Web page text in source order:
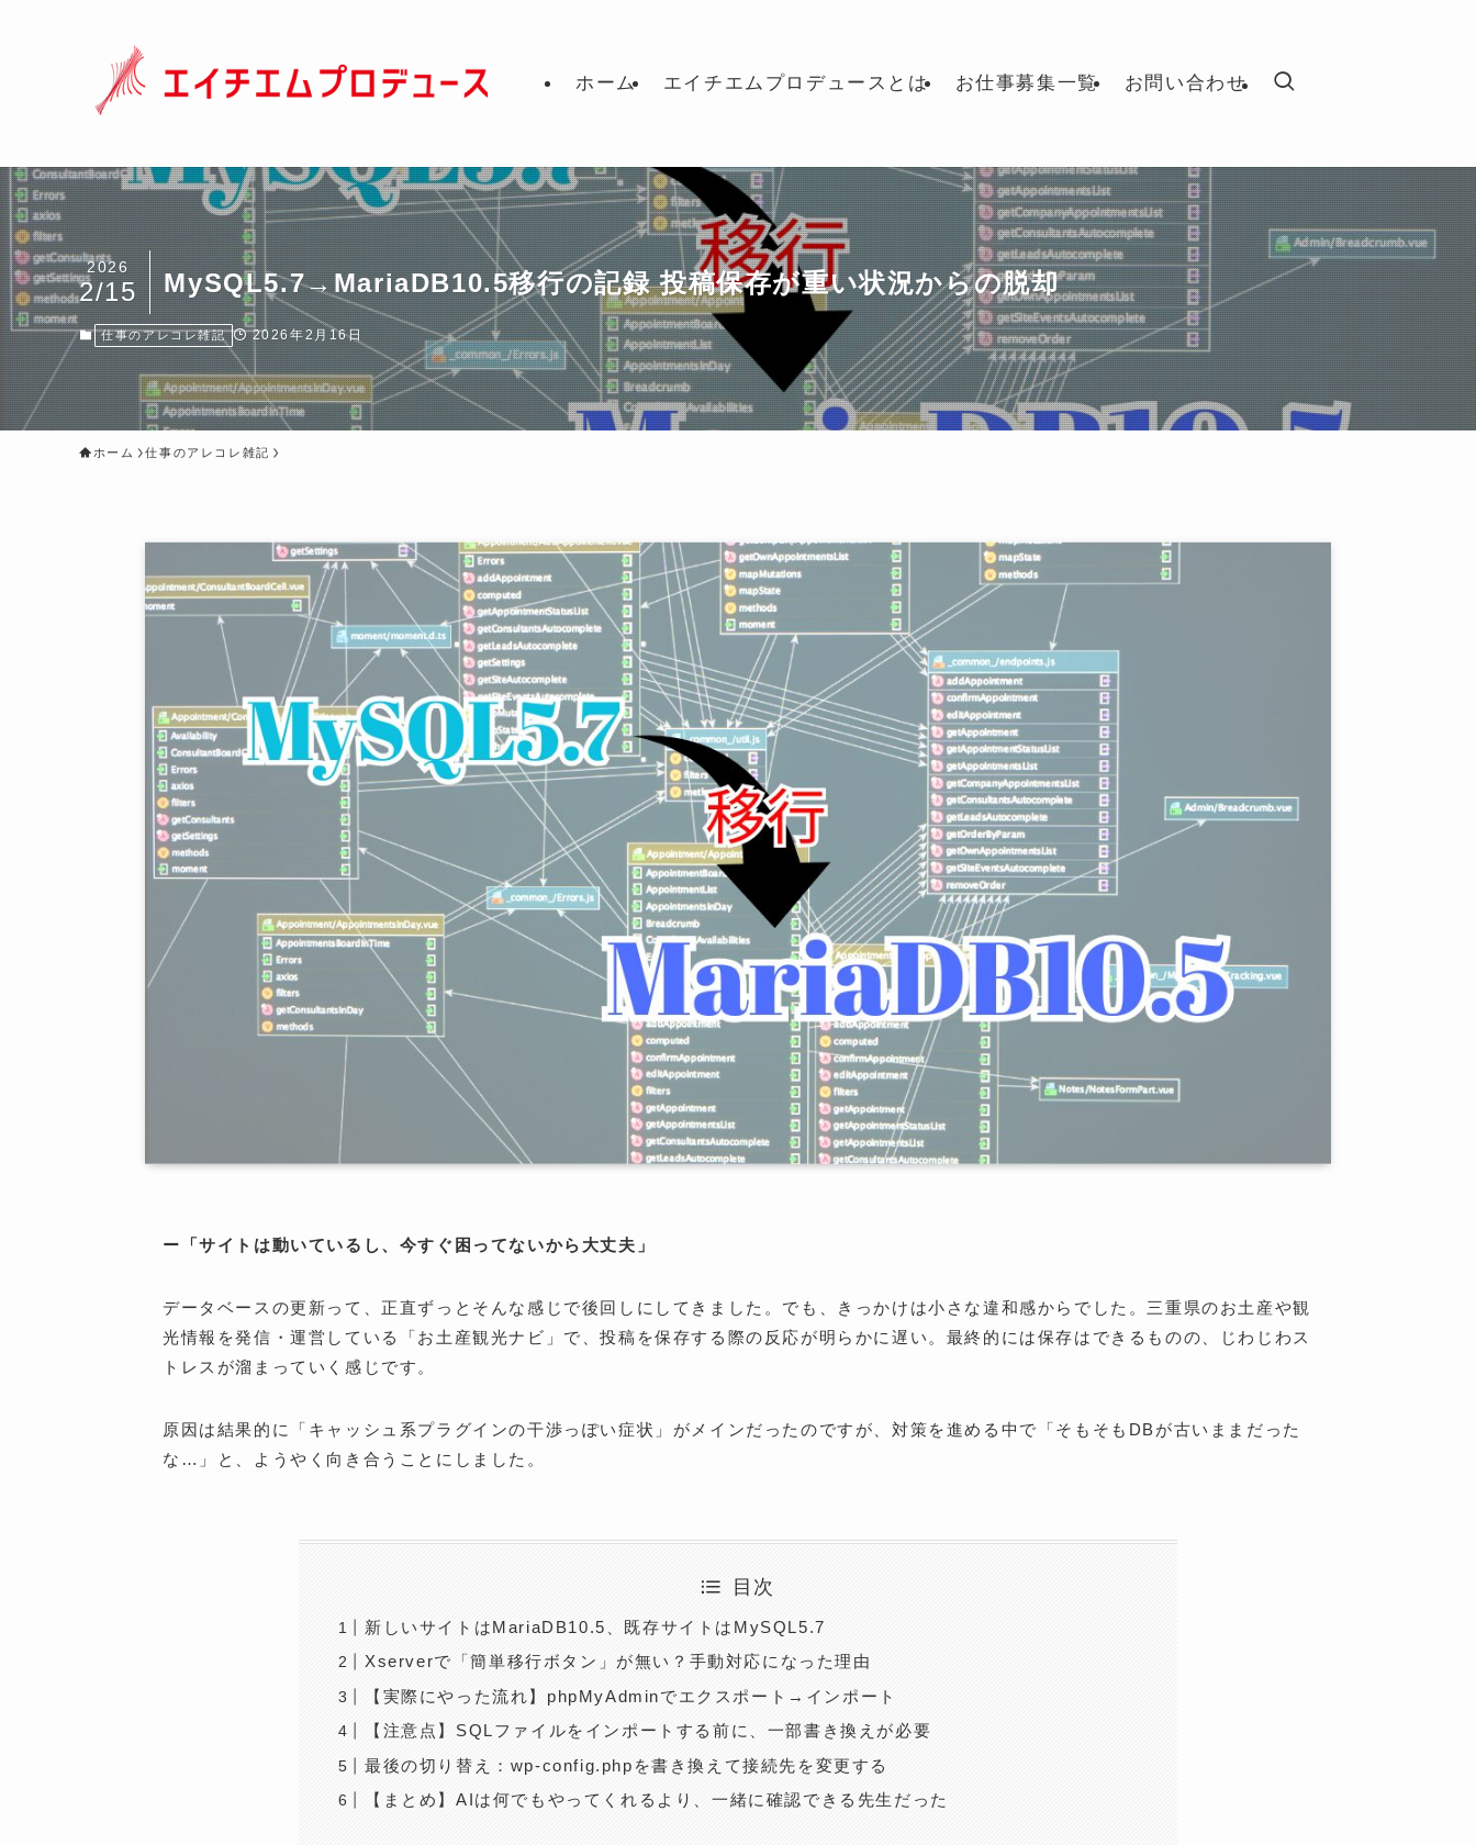
ホーム エイチエムプロデュースとは お仕事募集一覧 お問い合わせ
MySQL5.7→MariaDB10.5移行の記録 投稿保存が重い状況からの脱却
2026
2/15
仕事のアレコレ雑記 2026年2月16日
ホーム 仕事のアレコレ雑記
ー「サイトは動いているし、今すぐ困ってないから大丈夫」
データベースの更新って、正直ずっとそんな感じで後回しにしてきました。でも、きっかけは小さな違和感からでした。三重県のお土産や観
光情報を発信・運営している「お土産観光ナビ」で、投稿を保存する際の反応が明らかに遅い。最終的には保存はできるものの、じわじわス
トレスが溜まっていく感じです。
原因は結果的に「キャッシュ系プラグインの干渉っぽい症状」がメインだったのですが、対策を進める中で「そもそもDBが古いままだった
な…」と、ようやく向き合うことにしました。
目次
新しいサイトはMariaDB10.5、既存サイトはMySQL5.7
Xserverで「簡単移行ボタン」が無い？手動対応になった理由
【実際にやった流れ】phpMyAdminでエクスポート→インポート
【注意点】SQLファイルをインポートする前に、一部書き換えが必要
最後の切り替え：wp-config.phpを書き換えて接続先を変更する
【まとめ】AIは何でもやってくれるより、一緒に確認できる先生だった